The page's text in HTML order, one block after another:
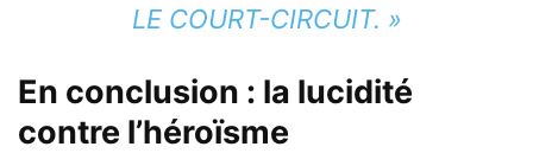
LE COURT-CIRCUIT. »
En conclusion : la lucidité
contre l’héroïsme